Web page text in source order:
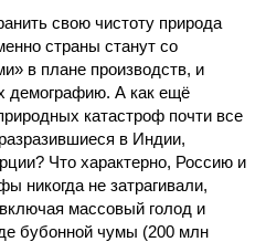
свою чистоту природа
страны станут со
в плане производств, и
демографию. А как ещё
катастроф почти все
в Индии,
Что характерно, Россию и
никогда не затрагивали,
массовый голод и
бубонной чумы (200 млн